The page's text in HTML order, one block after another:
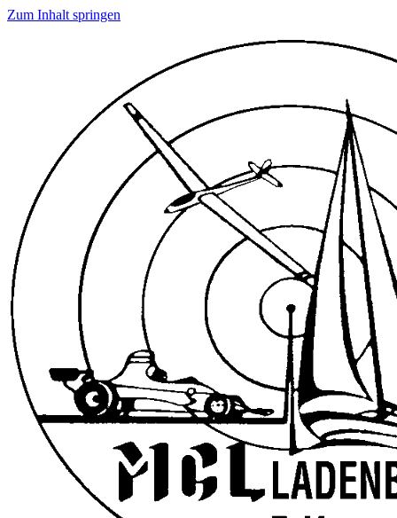
Zum Inhalt springen